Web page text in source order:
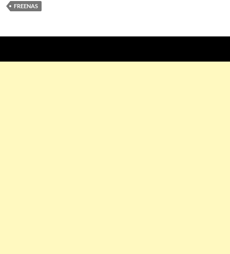
FREENAS